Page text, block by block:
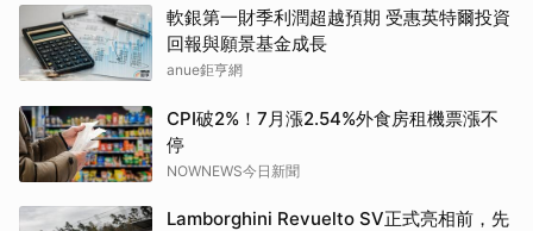
軟銀第一財季利潤超越預期 受惠英特爾投資
回報與願景基金成長
anue鉅亨網
CPI破2%！7月漲2.54%外食房租機票漲不
停
NOWNEWS今日新聞
Lamborghini Revuelto SV正式亮相前，先